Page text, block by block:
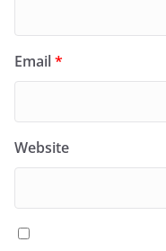
Email*
Website